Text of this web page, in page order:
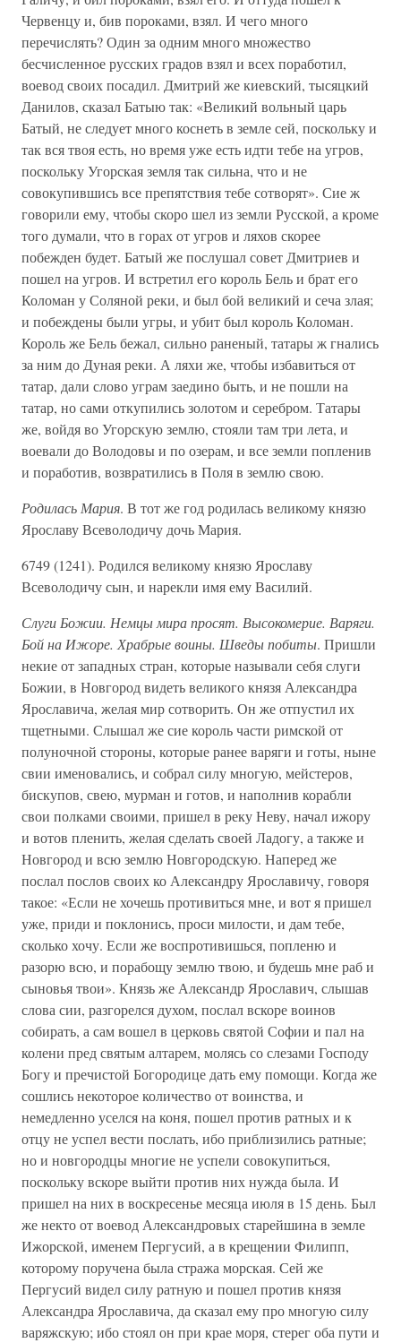
Червенцу и, бив пороками, взял. И чего много
перечислять? Один за одним много множество
бесчисленное русских градов взял и всех поработил,
воевод своих посадил. Дмитрий же киевский, тысяцкий
Данилов, сказал Батыю так: «Великий вольный царь
Батый, не следует много коснеть в земле сей, поскольку и
так вся твоя есть, но время уже есть идти тебе на угров,
поскольку Угорская земля так сильна, что и не
совокупившись все препятствия тебе сотворят». Сие ж
говорили ему, чтобы скоро шел из земли Русской, а кроме
того думали, что в горах от угров и ляхов скорее
побежден будет. Батый же послушал совет Дмитриев и
пошел на угров. И встретил его король Бель и брат его
Коломан у Соляной реки, и был бой великий и сеча злая;
и побеждены были угры, и убит был король Коломан.
Король же Бель бежал, сильно раненый, татары ж гнались
за ним до Дуная реки. А ляхи же, чтобы избавиться от
татар, дали слово уграм заедино быть, и не пошли на
татар, но сами откупились золотом и серебром. Татары
же, войдя во Угорскую землю, стояли там три лета, и
воевали до Володовы и по озерам, и все земли попленив
и поработив, возвратились в Поля в землю свою.
Родилась Мария. В тот же год родилась великому князю
Ярославу Всеволодичу дочь Мария.
6749 (1241). Родился великому князю Ярославу
Всеволодичу сын, и нарекли имя ему Василий.
Слуги Божии. Немцы мира просят. Высокомерие. Варяги.
Бой на Ижоре. Храбрые воины. Шведы побиты. Пришли
некие от западных стран, которые называли себя слуги
Божии, в Новгород видеть великого князя Александра
Ярославича, желая мир сотворить. Он же отпустил их
тщетными. Слышал же сие король части римской от
полуночной стороны, которые ранее варяги и готы, ныне
свии именовались, и собрал силу многую, мейстеров,
бискупов, свею, мурман и готов, и наполнив корабли
свои полками своими, пришел в реку Неву, начал ижору
и вотов пленить, желая сделать своей Ладогу, а также и
Новгород и всю землю Новгородскую. Наперед же
послал послов своих ко Александру Ярославичу, говоря
такое: «Если не хочешь противиться мне, и вот я пришел
уже, приди и поклонись, проси милости, и дам тебе,
сколько хочу. Если же воспротивишься, попленю и
разорю всю, и порабощу землю твою, и будешь мне раб и
сыновья твои». Князь же Александр Ярославич, слышав
слова сии, разгорелся духом, послал вскоре воинов
собирать, а сам вошел в церковь святой Софии и пал на
колени пред святым алтарем, молясь со слезами Господу
Богу и пречистой Богородице дать ему помощи. Когда же
сошлись некоторое количество от воинства, и
немедленно уселся на коня, пошел против ратных и к
отцу не успел вести послать, ибо приблизились ратные;
но и новгородцы многие не успели совокупиться,
поскольку вскоре выйти против них нужда была. И
пришел на них в воскресенье месяца июля в 15 день. Был
же некто от воевод Александровых старейшина в земле
Ижорской, именем Пергусий, а в крещении Филипп,
которому поручена была стража морская. Сей же
Пергусий видел силу ратную и пошел против князя
Александра Ярославича, да сказал ему про многую силу
варяжскую; ибо стоял он при крае моря, стерег оба пути и